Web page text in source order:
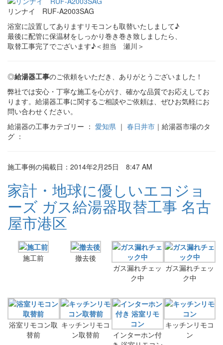
リンナイ RUF-A2003SAG
浴室に設置してありますリモコンも取替いたしまして♪
最後に配管に保温材をしっかり巻き巻き致しましたら、
取替工事完了でございます♪＜担当 瀬川＞
◎給湯器工事のご依頼をいただき、ありがとうございました！
弊社では安心・丁寧な施工を心がけ、確かな品質でお応えしてお
ります。給湯器工事に関するご相談やご依頼は、ぜひお気軽にお
問い合わせください。
給湯器の工事カテゴリー ： 愛知県 ｜ 春日井市 ｜給湯器市場のタ
グ ：
施工事例の掲載日：2014年2月25日 8:47 AM
家計・地球に優しいエコジョ
ーズ ガス給湯器取替工事 名古
屋市港区
施工前
撤去後
ガス漏れチェッ
ク中
ガス漏れチェッ
ク中
浴室リモコン取
替前
キッチンリモコ
ン取替前
インターホン付
キッチンリモコ
ン